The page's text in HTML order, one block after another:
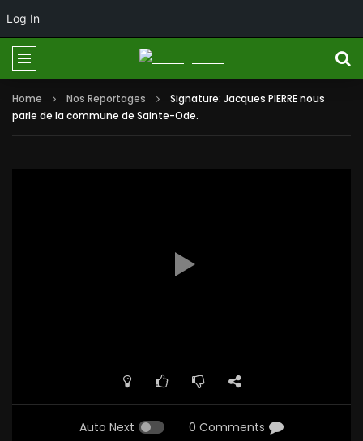
Log In
Home Nos Reportages
Signature: Jacques PIERRE nous
parle de la commune de Sainte-Ode.
Auto Next 0 Comments